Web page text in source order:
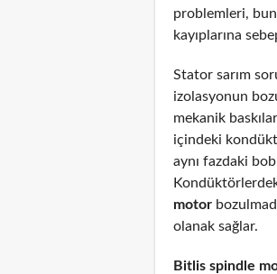
problemleri,
kayıplarına
Stator sarım
izolasyonun
mekanik
içindeki
aynı fazdaki
motor
olanak sağlar.
Bitlis spindle